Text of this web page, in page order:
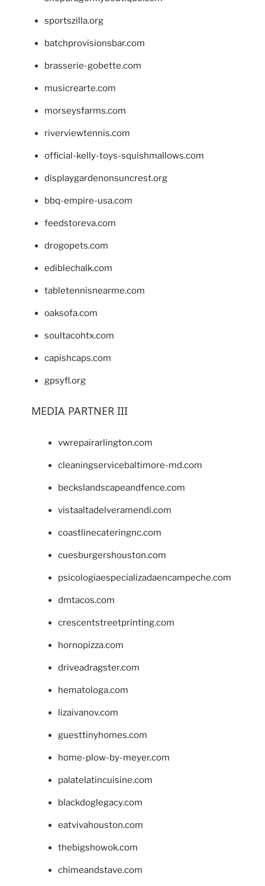
sportszilla.org
batchprovisionsbar.com
brasserie-gobette.com
musicrearte.com
morseysfarms.com
riverviewtennis.com
official-kelly-toys-squishmallows.com
displaygardenonsuncrest.org
bbq-empire-usa.com
feedstoreva.com
drogopets.com
ediblechalk.com
tabletennisnearme.com
oaksofa.com
soultacohtx.com
capishcaps.com
gpsyfl.org
MEDIA PARTNER III
vwrepairarlington.com
cleaningservicebaltimore-md.com
beckslandscapeandfence.com
vistaaltadelveramendi.com
coastlinecateringnc.com
cuesburgershouston.com
psicologiaespecializadaencampeche.com
dmtacos.com
crescentstreetprinting.com
hornopizza.com
driveadragster.com
hematologa.com
lizaivanov.com
guesttinyhomes.com
home-plow-by-meyer.com
palatelatincuisine.com
blackdoglegacy.com
eatvivahouston.com
thebigshowok.com
chimeandstave.com